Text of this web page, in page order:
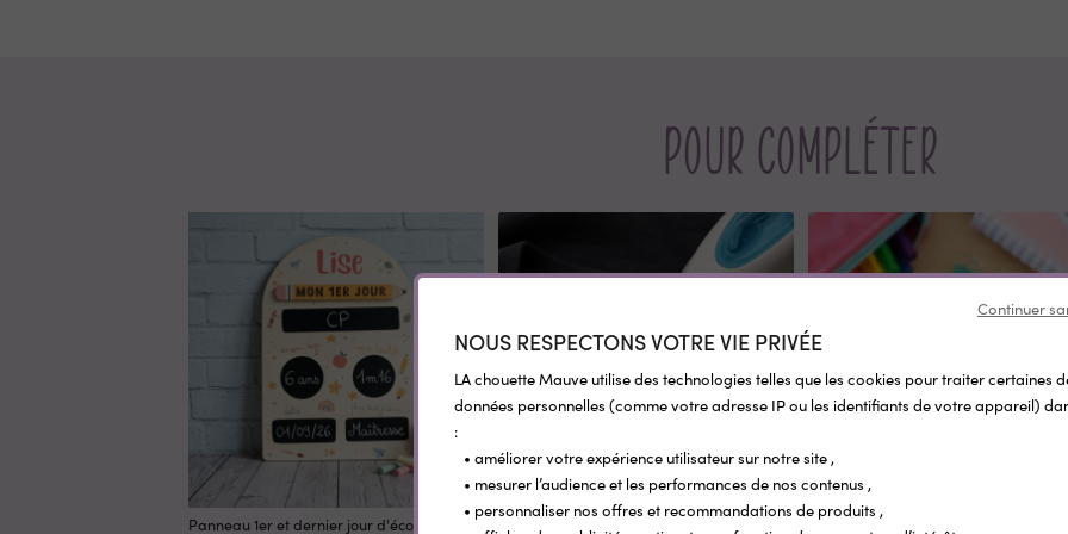
Pour compléter
Panneau 1er et dernier jour d'école
REMISE SUR LA QUANTITÉ
REMISE SUR LA QUANTITÉ
REMISE SUR LA QUANTITÉ
REMISE SUR LA QUANTITÉ
REMISE SUR LA QUANTITÉ
REMISE SUR LA QUANTITÉ
REMISE SUR LA QUANTITÉ
REMISE SUR LA QUANTITÉ
Étiquettes objets personnalisées Pop
Continuer
NOUS RESPECTONS VOTRE VIE PRIVÉE
LA chouette Mauve utilise des technologies telles que les cookies pour traiter certaines
données personnelles (comme votre adresse IP ou les identifiants de votre appareil)
:
• améliorer votre expérience utilisateur sur notre site ,
• mesurer l’audience et les performances de nos contenus ,
• personnaliser nos offres et recommandations de produits ,